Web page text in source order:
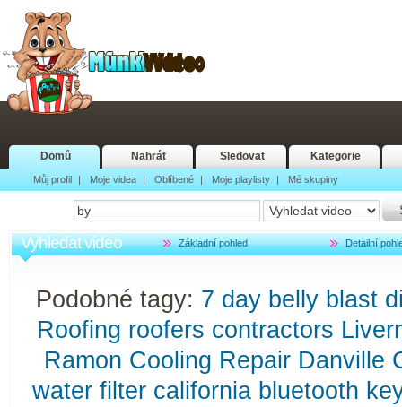
Domů Nahrát Sledovat Kategorie
Můj profil | Moje videa | Oblíbené | Moje playlisty | Mé skupiny
Vyhledat video Základní pohled Detailní
Podobné tagy: 7 day belly blast
Roofing roofers contractors
Ramon Cooling Repair Danville
water filter california bluetooth